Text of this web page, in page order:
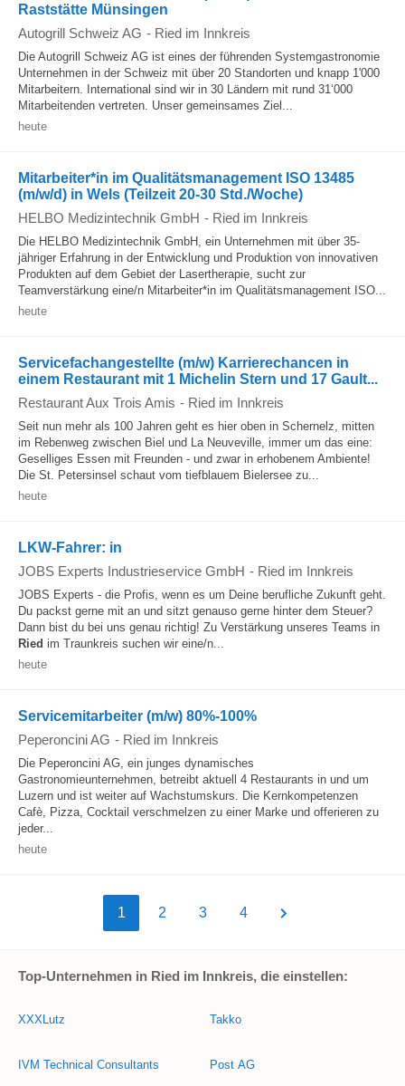
Raststätte Münsingen
Autogrill Schweiz AG - Ried im Innkreis
Die Autogrill Schweiz AG ist eines der führenden Systemgastronomie
Unternehmen in der Schweiz mit über 20 Standorten und knapp 1'000
Mitarbeitern. International sind wir in 30 Ländern mit rund 31‘000
Mitarbeitenden vertreten. Unser gemeinsames Ziel...
heute
Mitarbeiter*in im Qualitätsmanagement ISO 13485
(m/w/d) in Wels (Teilzeit 20-30 Std./Woche)
HELBO Medizintechnik GmbH - Ried im Innkreis
Die HELBO Medizintechnik GmbH, ein Unternehmen mit über 35-
jähriger Erfahrung in der Entwicklung und Produktion von innovativen
Produkten auf dem Gebiet der Lasertherapie, sucht zur
Teamverstärkung eine/n Mitarbeiter*in im Qualitätsmanagement ISO...
heute
Servicefachangestellte (m/w) Karrierechancen in
einem Restaurant mit 1 Michelin Stern und 17 Gault...
Restaurant Aux Trois Amis - Ried im Innkreis
Seit nun mehr als 100 Jahren geht es hier oben in Schernelz, mitten
im Rebenweg zwischen Biel und La Neuveville, immer um das eine:
Geselliges Essen mit Freunden - und zwar in erhobenem Ambiente!
Die St. Petersinsel schaut vom tiefblauem Bielersee zu...
heute
LKW-Fahrer: in
JOBS Experts Industrieservice GmbH - Ried im Innkreis
JOBS Experts - die Profis, wenn es um Deine berufliche Zukunft geht.
Du packst gerne mit an und sitzt genauso gerne hinter dem Steuer?
Dann bist du bei uns genau richtig! Zu Verstärkung unseres Teams in
Ried im Traunkreis suchen wir eine/n...
heute
Servicemitarbeiter (m/w) 80%-100%
Peperoncini AG - Ried im Innkreis
Die Peperoncini AG, ein junges dynamisches
Gastronomieunternehmen, betreibt aktuell 4 Restaurants in und um
Luzern und ist weiter auf Wachstumskurs. Die Kernkompetenzen
Cafè, Pizza, Cocktail verschmelzen zu einer Marke und offerieren zu
jeder...
heute
1 2 3 4
Top-Unternehmen in Ried im Innkreis, die einstellen:
XXXLutz
IVM Technical Consultants
Takko
Post AG